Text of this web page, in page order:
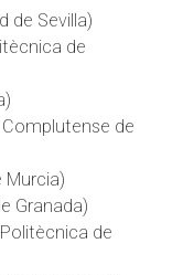
de Sevilla)
de
Complutense de
Murcia)
Granada)
de